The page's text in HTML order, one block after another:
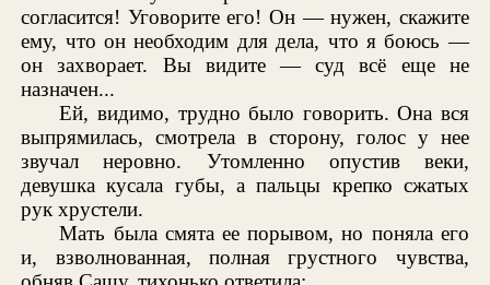
согласится! Уговорите его! Он — нужен, скажите
ему, что он необходим для дела, что я боюсь —
он захворает. Вы видите — суд всё еще не
назначен...
Ей, видимо, трудно было говорить. Она вся
выпрямилась, смотрела в сторону, голос у нее
звучал неровно. Утомленно опустив веки,
девушка кусала губы, а пальцы крепко сжатых
рук хрустели.
Мать была смята ее порывом, но поняла его
и, взволнованная, полная грустного чувства,